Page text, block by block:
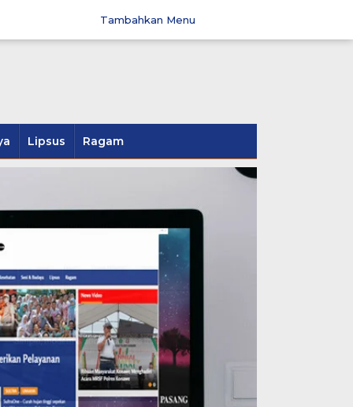
Tambahkan Menu
Lipsus Ragam